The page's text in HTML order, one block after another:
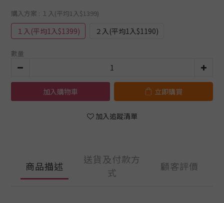
購入方案 : １入(平均1入$1399)
１入(平均1入$1399) ２入(平均1入$1190)
數量
加入購物車 立即購買
加入追蹤清單
商品描述
送貨及付款方
式
顧客評價